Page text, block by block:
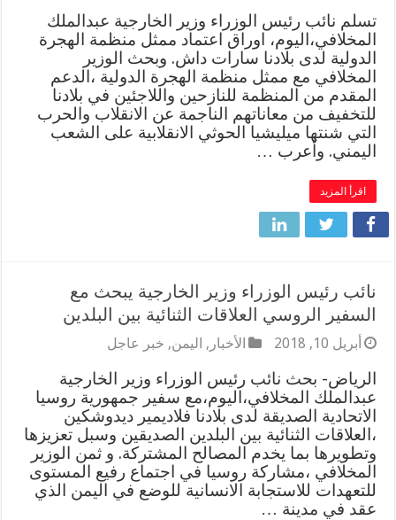
تسلم نائب رئيس الوزراء وزير الخارجية عبدالملك
المخلافي،اليوم، اوراق اعتماد ممثل منظمة الهجرة
الدولية لدى بلادنا سارات داش. وبحث الوزير
المخلافي مع ممثل منظمة الهجرة الدولية ،الدعم
المقدم من المنظمة للنازحين واللاجئين في بلادنا
للتخفيف من معاناتهم الناجمة عن الانقلاب والحرب
التي شنتها ميليشيا الحوثي الانقلابية على الشعب
اليمني. وأعرب …
اقرأ المزيد
نائب رئيس الوزراء وزير الخارجية يبحث مع
السفير الروسي العلاقات الثنائية بين البلدين
أبريل 10, 2018 الأخبار , اليمن, خبر عاجل
الرياض- بحث نائب رئيس الوزراء وزير الخارجية
عبدالملك المخلافي،اليوم،مع سفير جمهورية روسيا
الاتحادية الصديقة لدى بلادنا فلاديمير ديدوشكين
،العلاقات الثنائية بين البلدين الصديقين وسبل تعزيزها
وتطويرها بما يخدم المصالح المشتركة. و ثمن الوزير
المخلافي ،مشاركة روسيا في اجتماع رفيع المستوى
للتعهدات للاستجابة الانسانية للوضع في اليمن الذي
عقد في مدينة …